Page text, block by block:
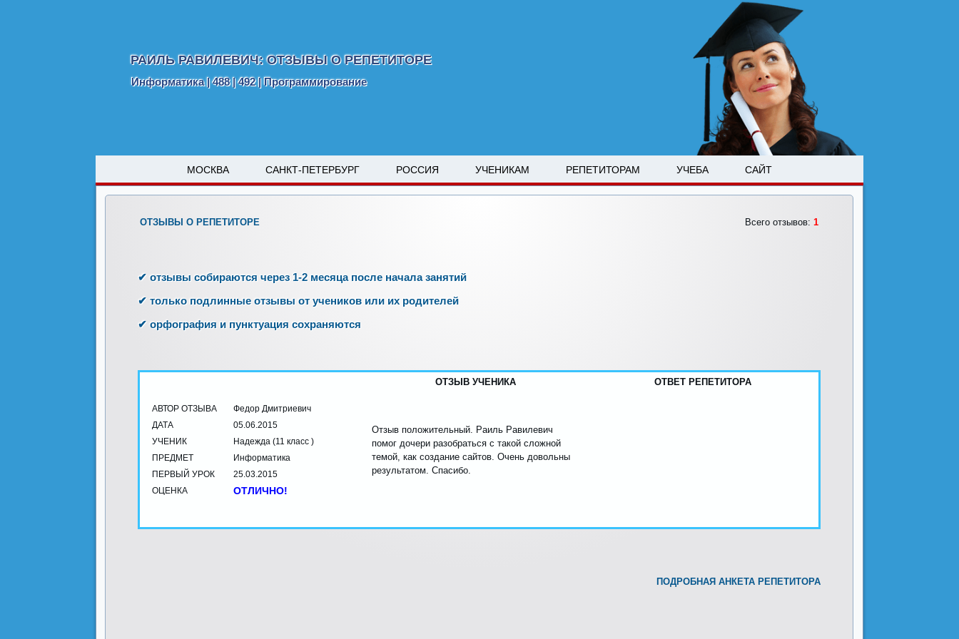
РАИЛЬ РАВИЛЕВИЧ: ОТЗЫВЫ О РЕПЕТИТОРЕ
Информатика | 488 | 492 | Программирование
МОСКВА САНКТ-ПЕТЕРБУРГ РОССИЯ УЧЕНИКАМ РЕПЕТИТОРАМ УЧЕБА САЙТ
ОТЗЫВЫ О РЕПЕТИТОРЕ Всего отзывов:1
✔ отзывы собираются через 1-2 месяца после начала занятий
✔ только подлинные отзывы от учеников или их родителей
✔ орфография и пунктуация сохраняются
ОТЗЫВ УЧЕНИКА ОТВЕТ РЕПЕТИТОРА
АВТОР ОТЗЫВА
Федор Дмитриевич
ДАТА
05.06.2015
УЧЕНИК
Надежда (11 класс )
ПРЕДМЕТ
Информатика
ПЕРВЫЙ УРОК
25.03.2015
ОЦЕНКА
ОТЛИЧНО!
Отзыв положительный. Раиль Равилевич
помог дочери разобраться с такой сложной
темой, как создание сайтов. Очень довольны
результатом. Спасибо.
ПОДРОБНАЯ АНКЕТА РЕПЕТИТОРА